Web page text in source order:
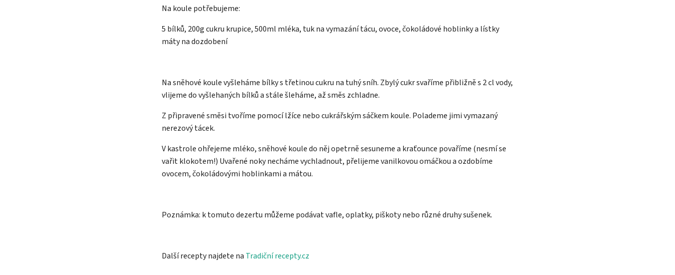
Na koule potřebujeme:
5 bílků, 200g cukru krupice, 500ml mléka, tuk na vymazání tácu, ovoce, čokoládové hoblinky a lístky
máty na dozdobení
Na sněhové koule vyšleháme bílky s třetinou cukru na tuhý sníh. Zbylý cukr svaříme přibližně s 2 cl vody,
vlijeme do vyšlehaných bílků a stále šleháme, až směs zchladne.
Z připravené směsi tvoříme pomocí lžíce nebo cukrářským sáčkem koule. Polademe jimi vymazaný
nerezový tácek.
V kastrole ohřejeme mléko, sněhové koule do něj opetrně sesuneme a kraťounce povaříme (nesmí se
vařit klokotem!) Uvařené noky necháme vychladnout, přelijeme vanilkovou omáčkou a ozdobíme
ovocem, čokoládovými hoblinkami a mátou.
Poznámka: k tomuto dezertu můžeme podávat vafle, oplatky, piškoty nebo různé druhy sušenek.
Další recepty najdete na Tradiční recepty.cz